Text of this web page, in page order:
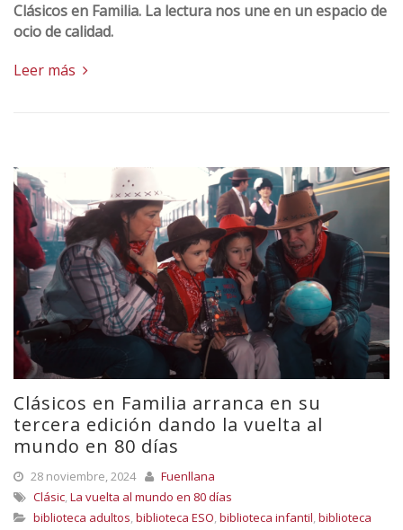
Clásicos en Familia. La lectura nos une en un espacio de
ocio de calidad.
Leer más
Clásicos en Familia arranca en su
tercera edición dando la vuelta al
mundo en 80 días
28 noviembre, 2024
Fuenllana
Clásic, La vuelta al mundo en 80 días
biblioteca adultos, biblioteca ESO, biblioteca infantil, biblioteca